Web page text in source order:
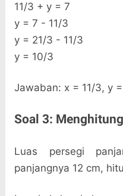
11/3 + y = 7
y = 7 - 11/3
y = 21/3 - 11/3
y = 10/3
Jawaban: x = 11/3, y
Soal 3:
Luas persegi
panjangnya 12 cm,